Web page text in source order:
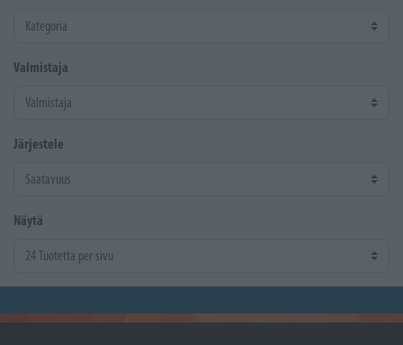
Valmistaja
Järjestele
Näytä